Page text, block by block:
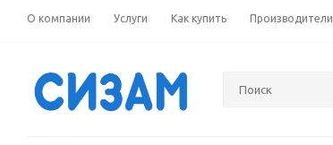
О компании Услуги Как купить Производители